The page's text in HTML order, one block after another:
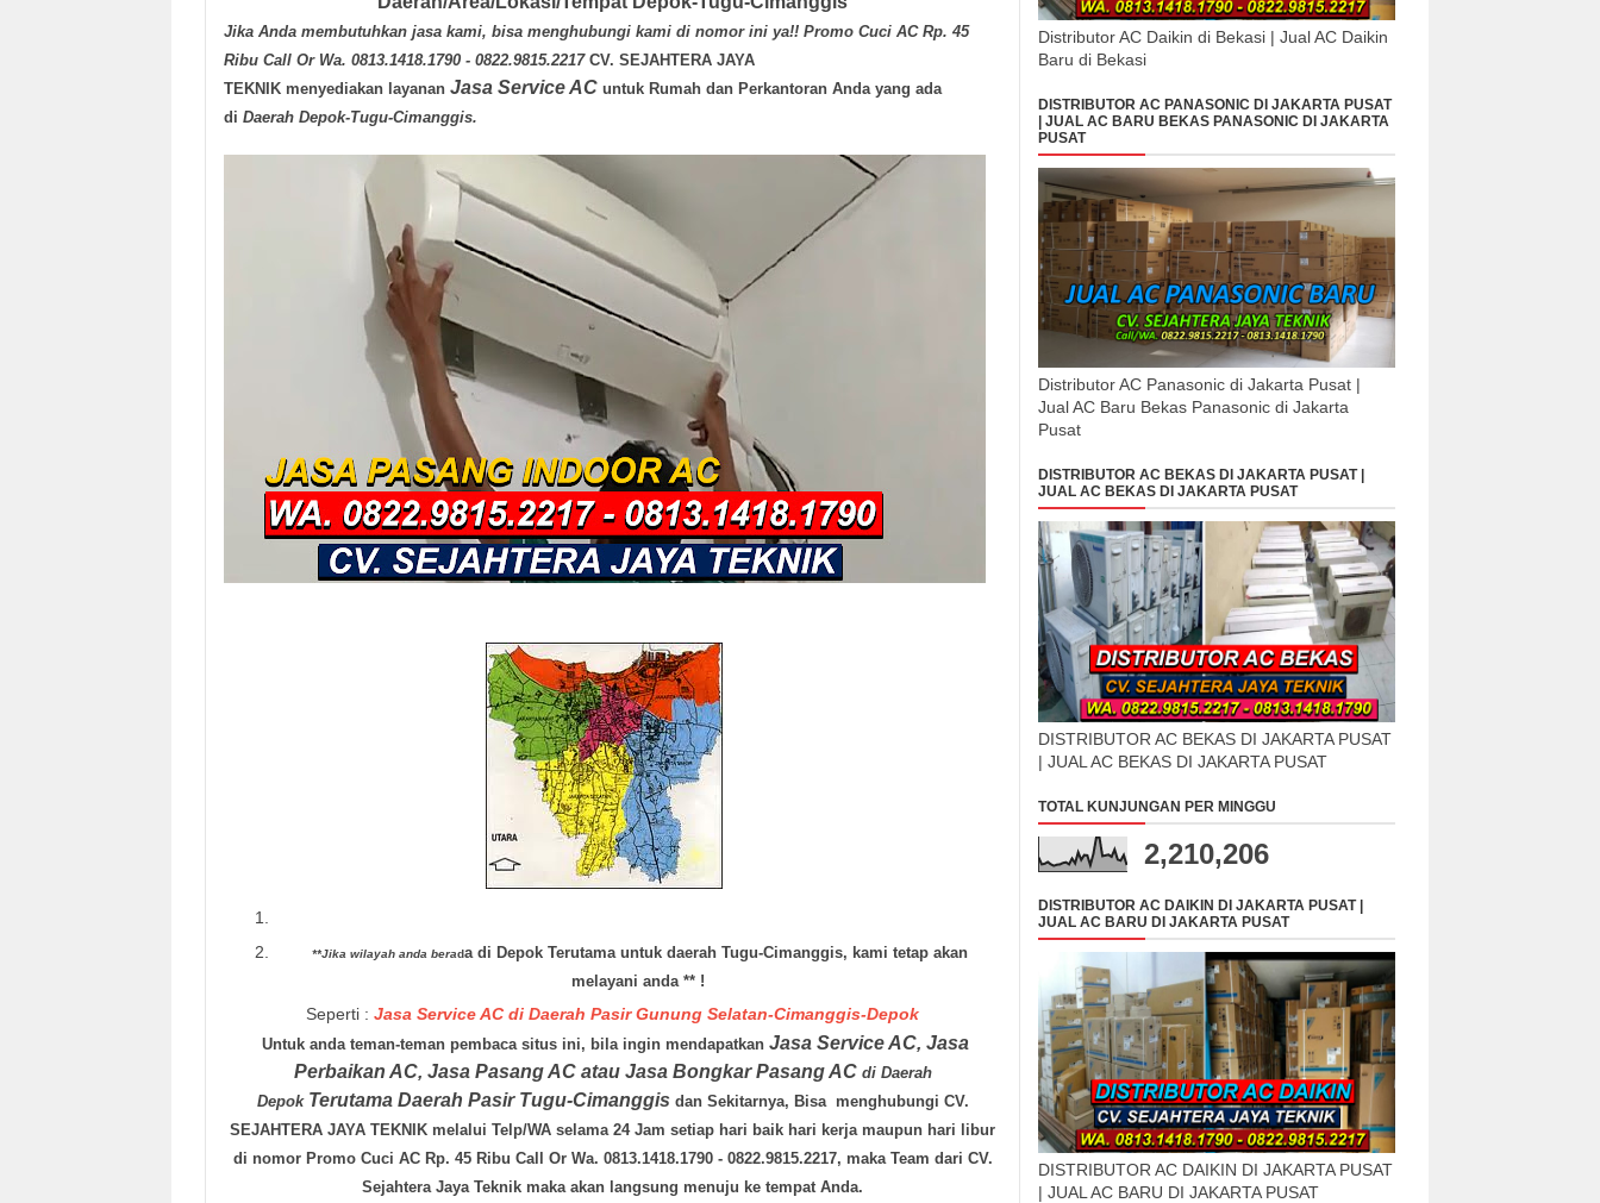
Jika Anda membutuhkan jasa kami, bisa menghubungi kami di nomor ini ya!! Promo Cuci AC Rp. 45
Ribu Call Or Wa. 0813.1418.1790 - 0822.9815.2217 CV. SEJAHTERA JAYA
TEKNIK menyediakan layanan Jasa Service AC untuk Rumah dan Perkantoran Anda yang ada
di Daerah Depok-Tugu-Cimanggis.
**Jika wilayah anda berada di Depok Terutama untuk daerah Tugu-Cimanggis, kami tetap akan
melayani anda ** !
Seperti : Jasa Service AC di Daerah Pasir Gunung Selatan-Cimanggis-Depok
Untuk anda teman-teman pembaca situs ini, bila ingin mendapatkan Jasa Service AC, Jasa
Perbaikan AC, Jasa Pasang AC atau Jasa Bongkar Pasang ACdi Daerah
DepokTerutama Daerah Pasir Tugu-Cimanggis dan Sekitarnya, Bisa menghubungi CV.
SEJAHTERA JAYA TEKNIK melalui Telp/WA selama 24 Jam setiap hari baik hari kerja maupun hari libur
di nomor Promo Cuci AC Rp. 45 Ribu Call Or Wa. 0813.1418.1790 - 0822.9815.2217, maka Team dari CV.
Sejahtera Jaya Teknik maka akan langsung menuju ke tempat Anda.
Distributor AC Daikin di Bekasi | Jual AC Daikin
Baru di Bekasi
DISTRIBUTOR AC PANASONIC DI JAKARTA PUSAT
| JUAL AC BARU BEKAS PANASONIC DI JAKARTA
PUSAT
Distributor AC Panasonic di Jakarta Pusat |
Jual AC Baru Bekas Panasonic di Jakarta
Pusat
DISTRIBUTOR AC BEKAS DI JAKARTA PUSAT |
JUAL AC BEKAS DI JAKARTA PUSAT
DISTRIBUTOR AC BEKAS DI JAKARTA PUSAT
| JUAL AC BEKAS DI JAKARTA PUSAT
TOTAL KUNJUNGAN PER MINGGU
2,210,206
DISTRIBUTOR AC DAIKIN DI JAKARTA PUSAT |
JUAL AC BARU DI JAKARTA PUSAT
DISTRIBUTOR AC DAIKIN DI JAKARTA PUSAT
| JUAL AC BARU DI JAKARTA PUSAT